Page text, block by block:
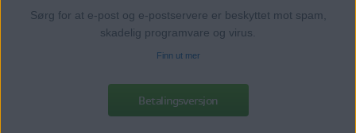
Sørg for at e-post og e-postservere er beskyttet mot spam,
skadelig programvare og virus.
Finn ut mer
Betalingsversjon